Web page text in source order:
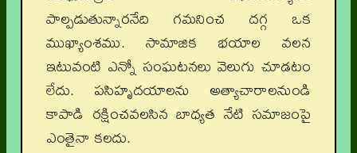
పాల్పడుతున్నారనేది గమనించ దగ్గ ఒక
ముఖ్యాంశము. సామాజిక భయాల వలన
ఇటువంటి ఎన్నో సంఘటనలు వెలుగు చూడటం
లేదు. పసిహృదయాలను అత్యాచారాలనుండి
కాపాడి రక్షించవలసిన బాధ్యత నేటి సమాజంపై
ఎంతైనా కలదు.